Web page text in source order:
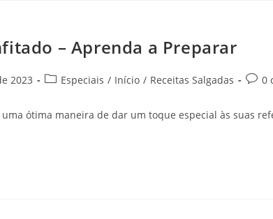
– Aprenda a Preparar
2023 Especiais / Início / Receitas Salgadas 0
ótima maneira de dar um toque especial às suas